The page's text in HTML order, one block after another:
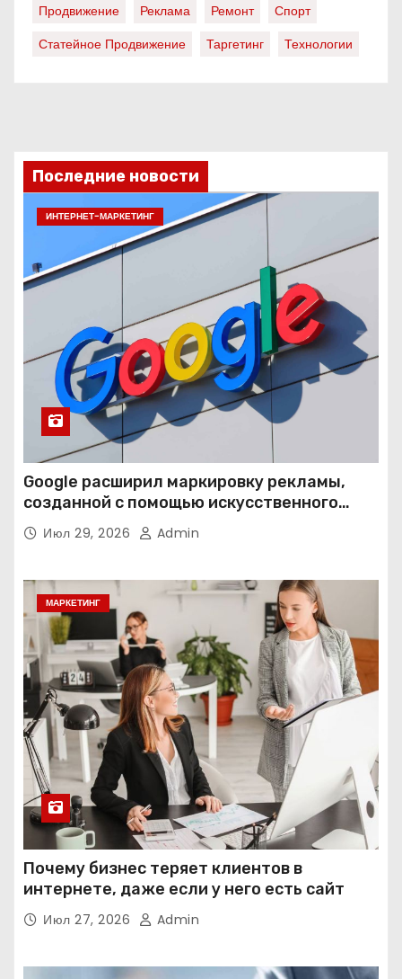
Продвижение
Реклама Ремонт
Спорт
Статейное Продвижение
Таргетинг Технологии
Последние новости
ИНТЕРНЕТ-МАРКЕТИНГ
Google расширил маркировку рекламы,
созданной с помощью искусственного
интеллекта
Июл 29, 2026 Admin
МАРКЕТИНГ
Почему бизнес теряет клиентов в
интернете, даже если у него есть сайт
Июл 27, 2026 Admin